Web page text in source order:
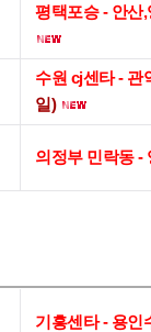
평택포승 - 안산
수원 cj센타 - 관
일)
의정부 민락동 -
기흥센타 - 용인